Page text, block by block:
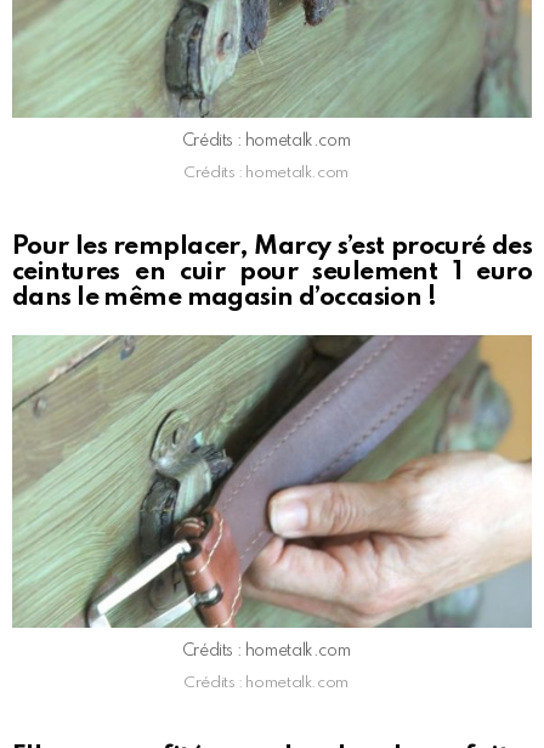
Crédits : hometalk.com
Crédits : hometalk.com
Pour les remplacer, Marcy s’est procuré des
ceintures en cuir pour seulement 1 euro
dans le même magasin d’occasion !
Crédits : hometalk.com
Crédits : hometalk.com